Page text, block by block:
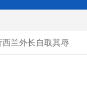
兰外长自取其辱